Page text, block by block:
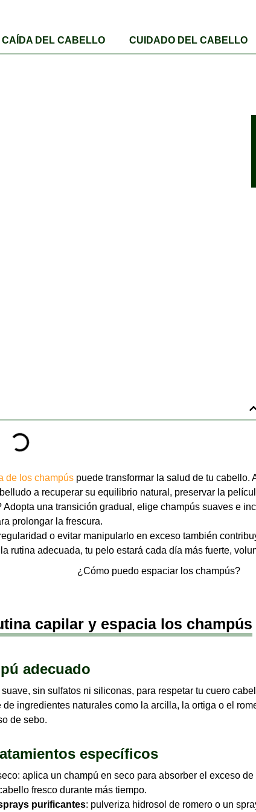
CAÍDA DEL CABELLO CUIDADO DEL CABELLO
de los champúspuede transformar la salud de tu cabello.
a recuperar su equilibrio natural, preservar la
Adopta una transición gradual, elige champús suaves e
prolongar la frescura.
o evitar manipularlo en exceso también
rutina adecuada, tu pelo estará cada día más fuerte,
capilar y espacia los champús
adecuado
suave, sin sulfatos ni siliconas, para respetar tu cuero
de ingredientes naturales como la arcilla, la ortiga o el
de sebo.
específicos
aplica un champú en seco para absorber el exceso
fresco durante más tiempo.
purificantes: pulveriza hidrosol de romero o un